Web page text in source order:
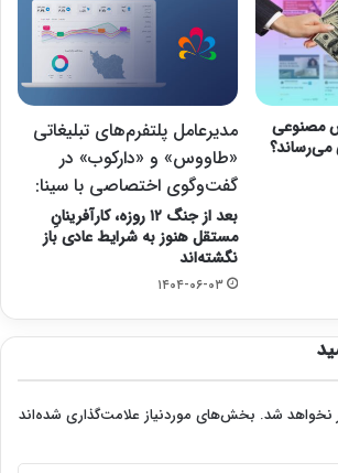
مصنوعی
می‌رساند؟
مدیرعامل پلتفرم‌های تبلیغاتی
«طاووس» و «دارکوب» در
گفت‌وگوی اختصاصی با سینا:
بعد از جنگ ۱۲ روزه، کارآفرینانِ
مستقل هنوز به شرایط عادی باز
نگشته‌اند
۱۴۰۴-۰۶-۰۳
نخواهد شد. بخش‌های موردنیاز علامت‌گذاری شده‌اند